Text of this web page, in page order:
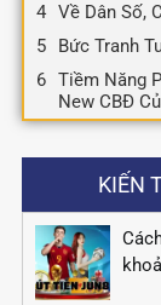
Về Dân Số,
Bức Tranh
Tiềm Năng
New CBĐ
KIẾN